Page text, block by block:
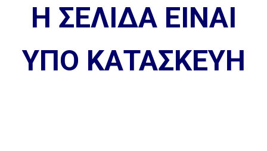
Η ΣΕΛΙΔΑ ΕΙΝΑΙ
ΥΠΟ ΚΑΤΑΣΚΕΥΗ